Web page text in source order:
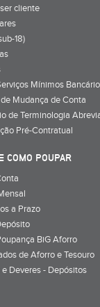
cliente
18)
Mínimos
Mudança de Conta
de Terminologia
Pré-Contratual
COMO POUPAR
a Prazo
BiG Aforro
de Aforro e Tesouro
Deveres - Depósitos